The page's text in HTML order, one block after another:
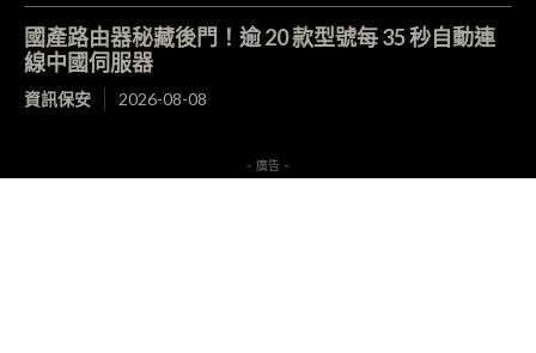
國產路由器秘藏後門！逾 20 款型號每 35 秒自動連
線中國伺服器
資訊保安 2026-08-08
- 廣告 -